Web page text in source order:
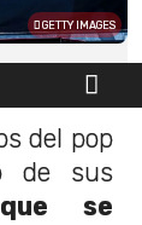
GETTY IMAGES
del pop
de sus
se